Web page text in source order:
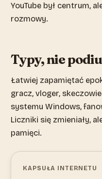
YouTube był centrum,
rozmowy.
Typy, nie
Łatwiej zapamiętać
gracz, vloger,
systemu Windows,
Liczniki się zmieniały,
pamięci.
KAPSUŁA INTERNETU